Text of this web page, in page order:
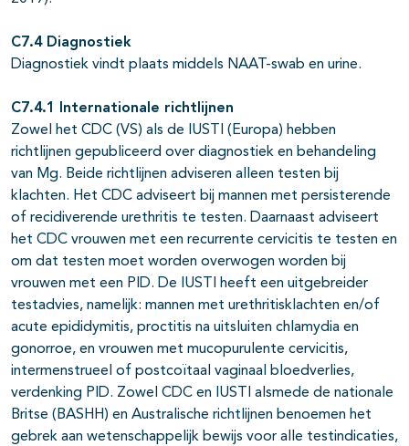
C7.4 Diagnostiek
Diagnostiek vindt plaats middels NAAT-swab en urine.
C7.4.1 Internationale richtlijnen
Zowel het CDC (VS) als de IUSTI (Europa) hebben
richtlijnen gepubliceerd over diagnostiek en behandeling
van Mg. Beide richtlijnen adviseren alleen testen bij
klachten. Het CDC adviseert bij mannen met persisterende
of recidiverende urethritis te testen. Daarnaast adviseert
het CDC vrouwen met een recurrente cervicitis te testen en
om dat testen moet worden overwogen worden bij
vrouwen met een PID. De IUSTI heeft een uitgebreider
testadvies, namelijk: mannen met urethritisklachten en/of
acute epididymitis, proctitis na uitsluiten chlamydia en
gonorroe, en vrouwen met mucopurulente cervicitis,
intermenstrueel of postcoïtaal vaginaal bloedverlies,
verdenking PID. Zowel CDC en IUSTI alsmede de nationale
Britse (BASHH) en Australische richtlijnen benoemen het
gebrek aan wetenschappelijk bewijs voor alle testindicaties,